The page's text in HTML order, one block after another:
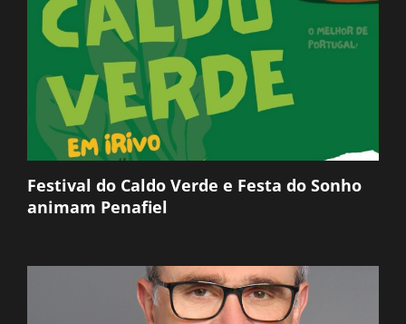
Festival do Caldo Verde e Festa do Sonho
animam Penafiel